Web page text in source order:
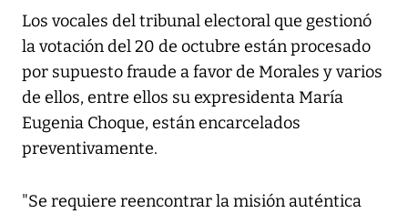
Los vocales del tribunal electoral que gestionó
la votación del 20 de octubre están procesado
por supuesto fraude a favor de Morales y varios
de ellos, entre ellos su expresidenta María
Eugenia Choque, están encarcelados
preventivamente.
"Se requiere reencontrar la misión auténtica